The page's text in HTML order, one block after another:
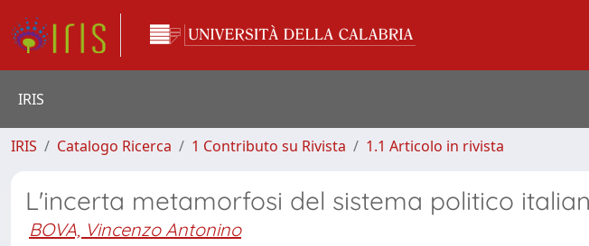
IRIS
IRIS Catalogo Ricerca 1 Contributo su Rivista 1.1 Articolo in rivista
L'incerta metamorfosi del sistema politico
BOVA, Vincenzo Antonino